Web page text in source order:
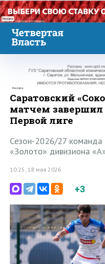
Реклама
Реклама
Саратовский
матчем
Первой лиге
Сезон-2026/27 команда
«Золото» дивизиона
10:25, 18 мая 2026
+3